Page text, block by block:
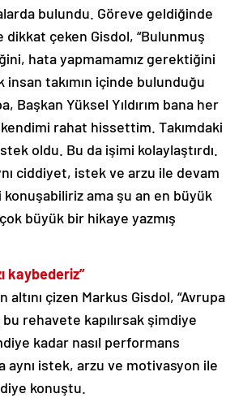
bulundu. Göreve geldiğinde
dikkat çeken Gisdol, “Bulunmuş
hata yapmamamız gerektiğini
takımın içinde bulunduğu
Yüksel Yıldırım bana her
rahat hissettim. Takımdaki
oldu. Bu da işimi kolaylaştırdı.
ciddiyet, istek ve arzu ile devam
ama şu an en büyük
büyük bir hikaye yazmış
kaybederiz”
çizen Markus Gisdol, “Avrupa
rehavete kapılırsak şimdiye
kadar nasıl performans
istek, arzu ve motivasyon ile
konuştu.